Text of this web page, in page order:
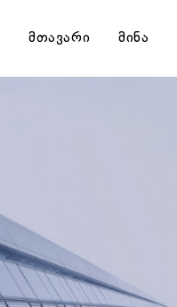
მთავარი მინა